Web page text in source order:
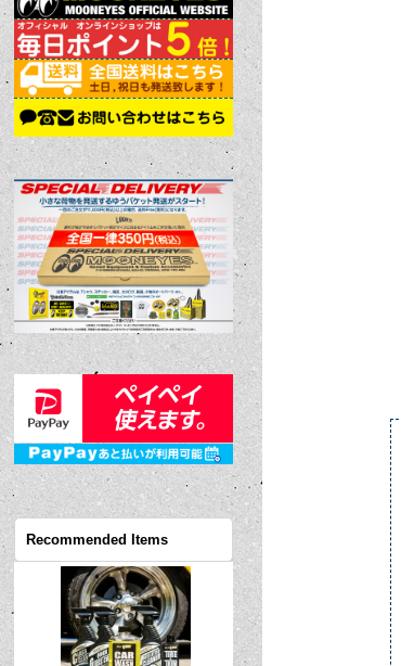
Recommended Items